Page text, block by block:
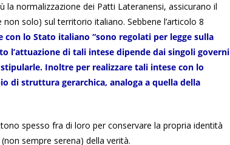
normalizzazione dei Patti Lateranensi, assicurano il
solo) sul territorio italiano. Sebbene l’articolo 8
lo Stato italiano “sono regolati per legge sulla
l’attuazione di tali intese dipende dai singoli governi
Inoltre per realizzare tali intese con lo
di struttura gerarchica, analoga a quella della
spesso fra di loro per conservare la propria identità
sempre serena) della verità.